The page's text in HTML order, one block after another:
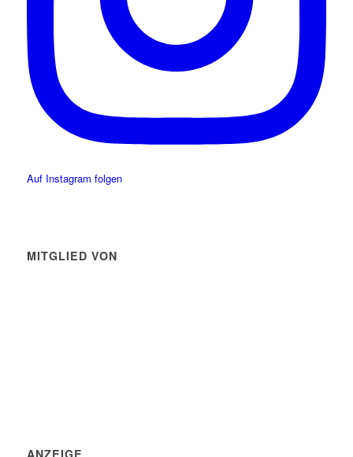
Auf Instagram folgen
MITGLIED VON
ANZEIGE